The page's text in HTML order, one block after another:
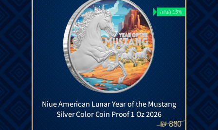
15% הנחה
Niue American Lunar Year of the Mustang
Silver Color Coin Proof 1 Oz 2026
880
₪